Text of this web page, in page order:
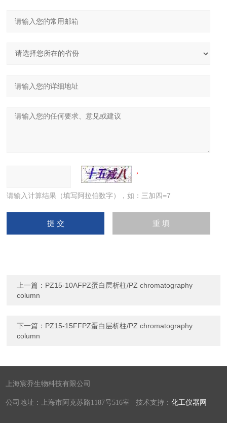
请输入计算结果（填写阿拉伯数字），如：三加四=7
上一篇： PZ15-10AFPZ蛋白层析柱/PZ chromatography
column
下一篇： PZ15-15FFPZ蛋白层析柱/PZ chromatography
column
上海宸乔生物科技有限公司
公司地址：上海市阿克苏路1187号516室 技术支持：化工仪器网